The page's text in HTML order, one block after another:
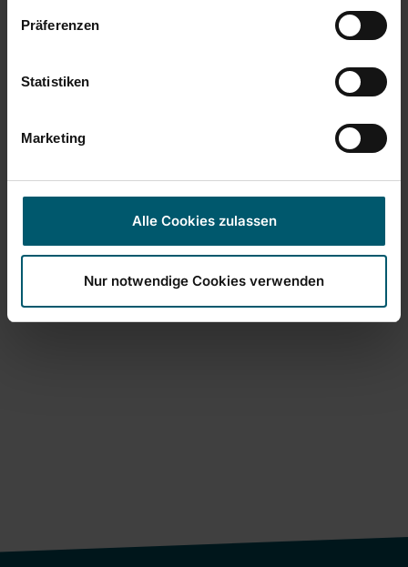
Präferenzen
Statistiken
Marketing
Alle Cookies zulassen
Nur notwendige Cookies verwenden